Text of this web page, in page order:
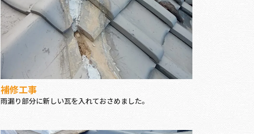
補修工事
雨漏り部分に新しい瓦を入れておさめました。